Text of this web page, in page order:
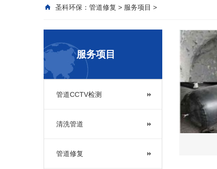
圣科环保： 管道修复 > 服务项目 >
服务项目
管道CCTV检测
清洗管道
管道修复